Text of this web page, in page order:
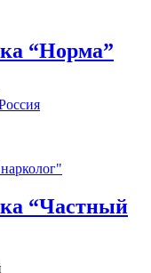
“Норма”
“Частный